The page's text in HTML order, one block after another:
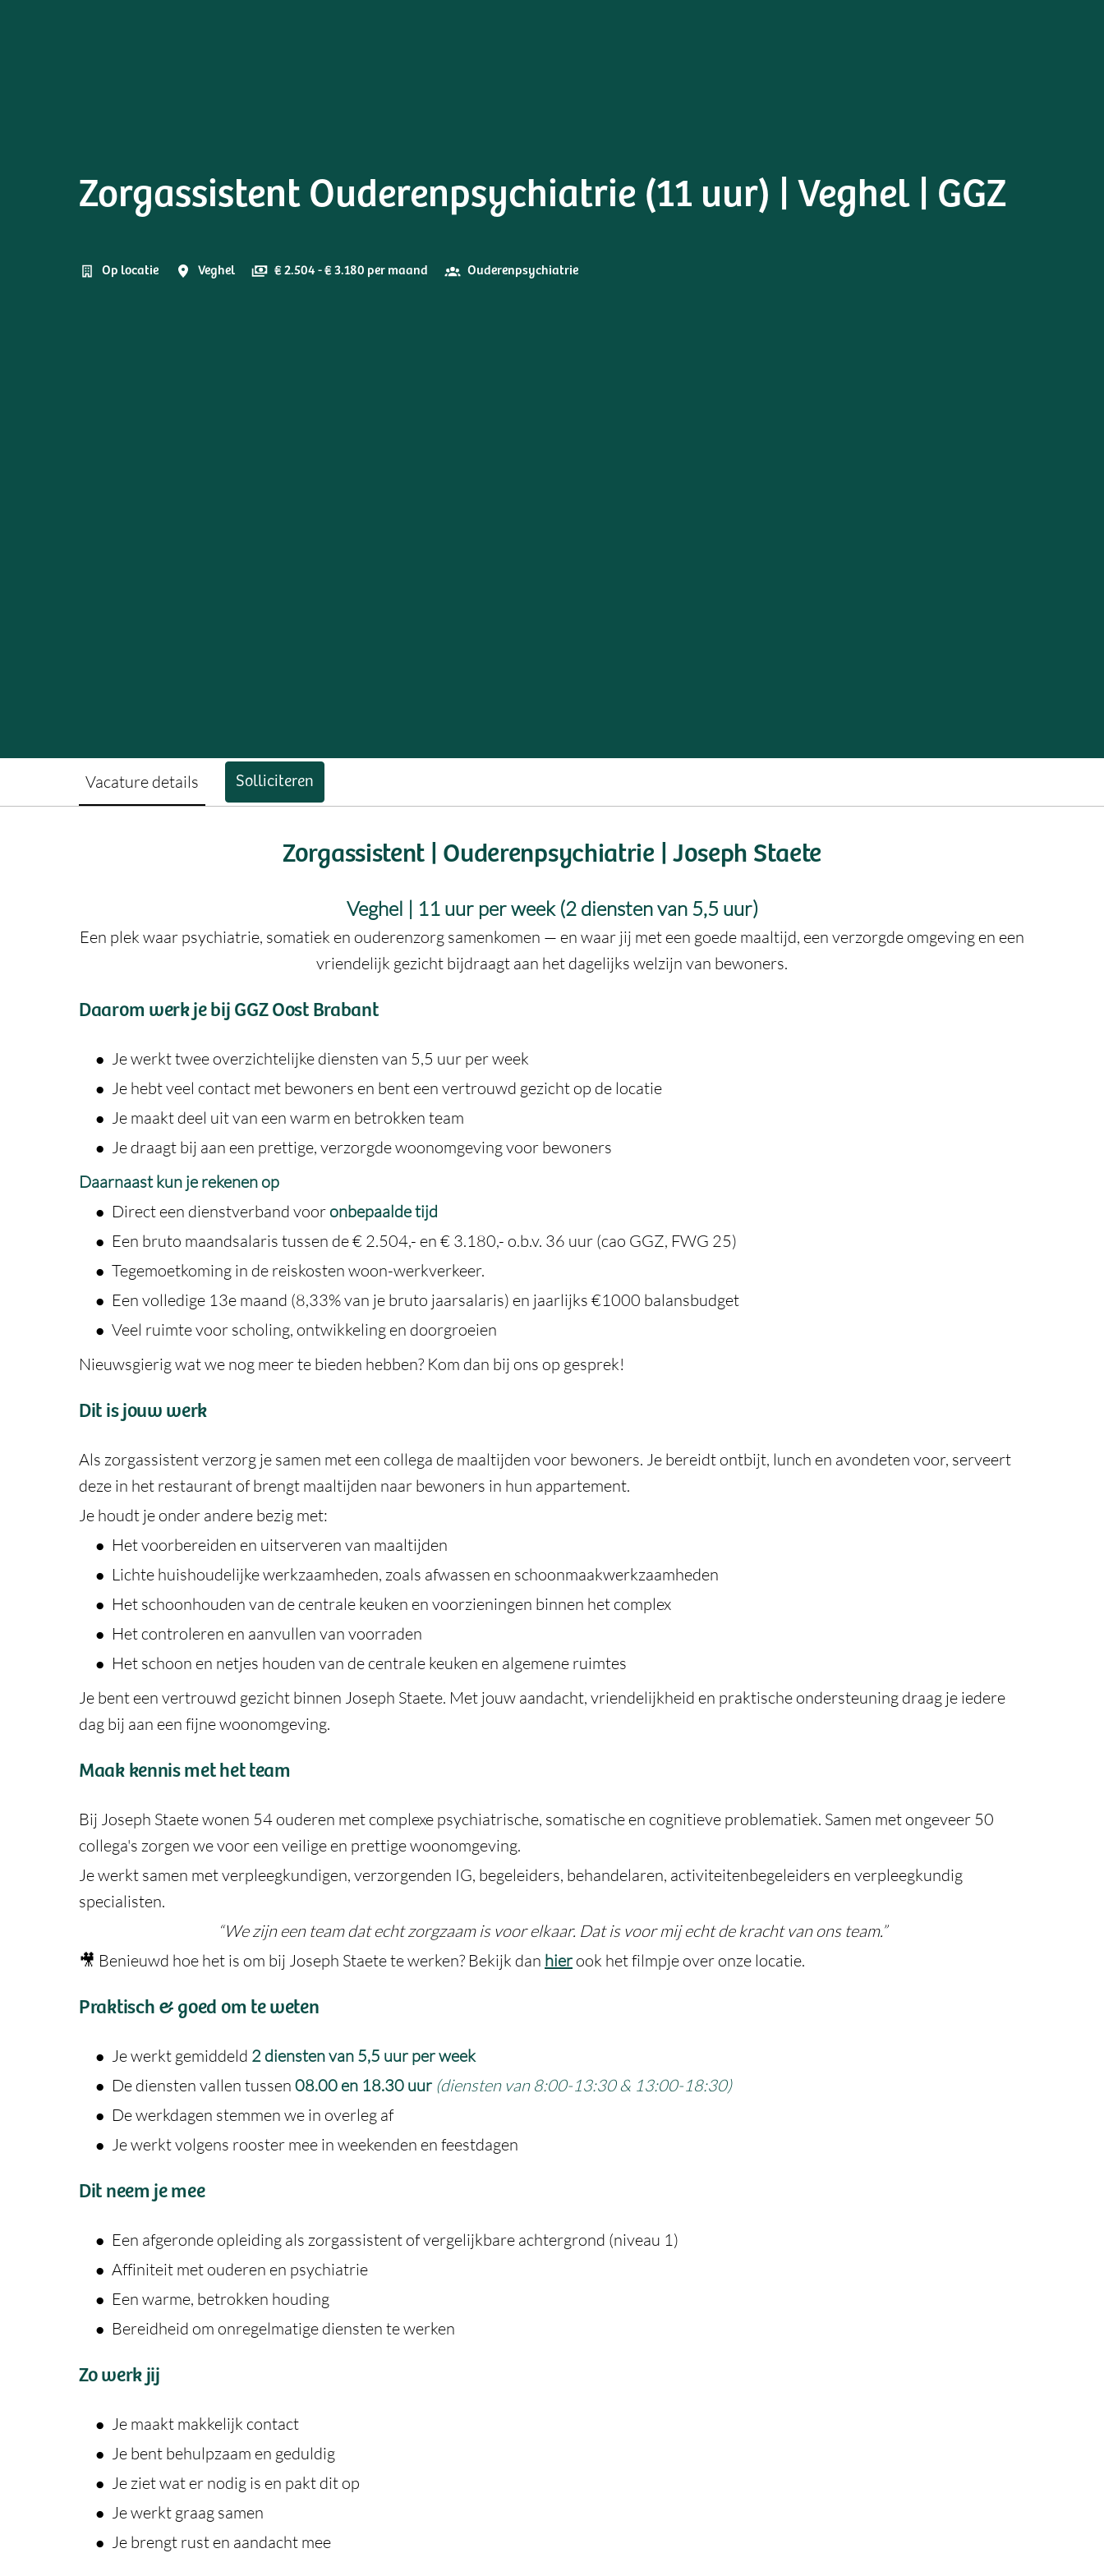
Zorgassistent Ouderenpsychiatrie (11 uur) | Veghel | GGZ
Op locatie Veghel € 2.504 - € 3.180 per maand Ouderenpsychiatrie
Vacature details Solliciteren
Zorgassistent | Ouderenpsychiatrie | Joseph Staete
Veghel | 11 uur per week (2 diensten van 5,5 uur)
Een plek waar psychiatrie, somatiek en ouderenzorg samenkomen — en waar jij met een goede maaltijd, een verzorgde omgeving en een
vriendelijk gezicht bijdraagt aan het dagelijks welzijn van bewoners.
Daarom werk je bij GGZ Oost Brabant
Je werkt twee overzichtelijke diensten van 5,5 uur per week
Je hebt veel contact met bewoners en bent een vertrouwd gezicht op de locatie
Je maakt deel uit van een warm en betrokken team
Je draagt bij aan een prettige, verzorgde woonomgeving voor bewoners
Daarnaast kun je rekenen op
Direct een dienstverband vooronbepaalde tijd
Een bruto maandsalaris tussen de € 2.504,- en € 3.180,- o.b.v. 36 uur (cao GGZ, FWG 25)
Tegemoetkoming in de reiskosten woon-werkverkeer.
Een volledige 13e maand (8,33% van je bruto jaarsalaris) en jaarlijks €1000 balansbudget
Veel ruimte voor scholing, ontwikkeling en doorgroeien
Nieuwsgierig wat we nog meer te bieden hebben? Kom dan bij ons op gesprek!
Dit is jouw werk
Als zorgassistent verzorg je samen met een collega de maaltijden voor bewoners. Je bereidt ontbijt, lunch en avondeten voor, serveert
deze in het restaurant of brengt maaltijden naar bewoners in hun appartement.
Je houdt je onder andere bezig met:
Het voorbereiden en uitserveren van maaltijden
Lichte huishoudelijke werkzaamheden, zoals afwassen en schoonmaakwerkzaamheden
Het schoonhouden van de centrale keuken en voorzieningen binnen het complex
Het controleren en aanvullen van voorraden
Het schoon en netjes houden van de centrale keuken en algemene ruimtes
Je bent een vertrouwd gezicht binnen Joseph Staete. Met jouw aandacht, vriendelijkheid en praktische ondersteuning draag je iedere
dag bij aan een fijne woonomgeving.
Maak kennis met het team
Bij Joseph Staete wonen 54 ouderen met complexe psychiatrische, somatische en cognitieve problematiek. Samen met ongeveer 50
collega's zorgen we voor een veilige en prettige woonomgeving.
Je werkt samen met verpleegkundigen, verzorgenden IG, begeleiders, behandelaren, activiteitenbegeleiders en verpleegkundig
specialisten.
“We zijn een team dat echt zorgzaam is voor elkaar. Dat is voor mij echt de kracht van ons team.”
🎥 Benieuwd hoe het is om bij Joseph Staete te werken? Bekijk dan hier ook het filmpje over onze locatie.
Praktisch & goed om te weten
Je werkt gemiddeld 2 diensten van 5,5 uur per week
De diensten vallen tussen 08.00 en 18.30 uur (diensten van 8:00-13:30 & 13:00-18:30)
De werkdagen stemmen we in overleg af
Je werkt volgens rooster mee in weekenden en feestdagen
Dit neem je mee
Een afgeronde opleiding als zorgassistent of vergelijkbare achtergrond (niveau 1)
Affiniteit met ouderen en psychiatrie
Een warme, betrokken houding
Bereidheid om onregelmatige diensten te werken
Zo werk jij
Je maakt makkelijk contact
Je bent behulpzaam en geduldig
Je ziet wat er nodig is en pakt dit op
Je werkt graag samen
Je brengt rust en aandacht mee